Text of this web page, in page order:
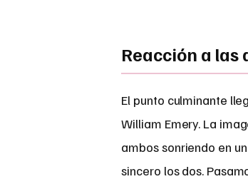
Reacción a las
El punto culminante
William Emery. La
ambos sonriendo en
sincero los dos.